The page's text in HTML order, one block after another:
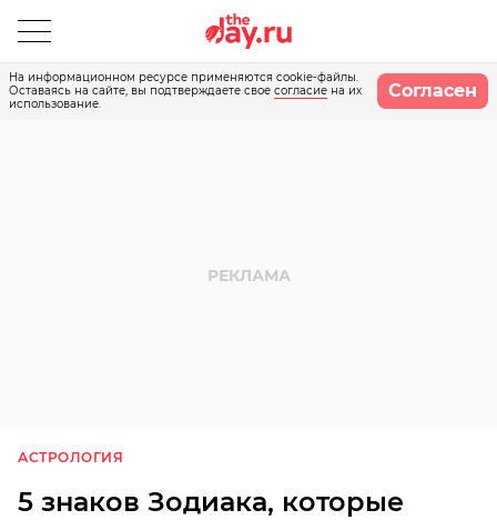
На информационном ресурсе применяются cookie-файлы.
Оставаясь на сайте, вы подтверждаете свое согласие на их
использование.
Согласен
АСТРОЛОГИЯ
5 знаков Зодиака, которые